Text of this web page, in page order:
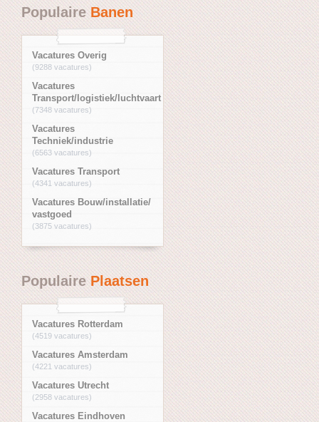
PopulaireBanen
Vacatures Overig
(9288 vacatures)
Vacatures
Transport/logistiek/luchtvaart
(7348 vacatures)
Vacatures
Techniek/industrie
(6563 vacatures)
Vacatures Transport
(4341 vacatures)
Vacatures Bouw/installatie/
vastgoed
(3875 vacatures)
PopulairePlaatsen
Vacatures Rotterdam
(4519 vacatures)
Vacatures Amsterdam
(4221 vacatures)
Vacatures Utrecht
(2958 vacatures)
Vacatures Eindhoven